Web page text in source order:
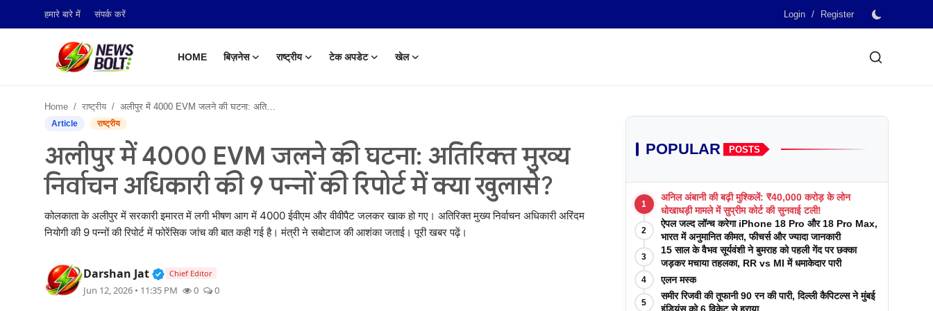
हमारे बारे में संपर्क करें Login / Register
HOME बिज़नेस राष्ट्रीय टेक अपडेट
खेल
Login
टेक अपडेट
हमारे बारे में
Home राष्ट्रीय अलीपुर में 4000 EVM जलने की घटना: अतिरिक्त मुख्य निर्वाचन अधिकारी की 9 पन्नों की रिपोर्ट में क्या खुलासे?
Article राष्ट्रीय
अलीपुर में 4000 EVM जलने की घटना: अतिरिक्त मुख्य
निर्वाचन अधिकारी की 9 पन्नों की रिपोर्ट में क्या खुलासे?
कोलकाता के अलीपुर में सरकारी इमारत में लगी भीषण आग में 4000 ईवीएम और वीवीपैट जलकर खाक हो गए। अतिरिक्त मुख्य निर्वाचन अधिकारी अरिंदम
नियोगी की 9 पन्नों की रिपोर्ट में फोरेंसिक जांच की बात कही गई है। मंत्री ने सबोटाज की आशंका जताई। पूरी खबर पढ़ें।
Darshan Jat Verified Public Figure • 05 Aug, 2014
Chief Editor
Jun 12, 2026 • 11:35 PM 0 0
POPULAR POSTS
1
अनिल अंबानी की बढ़ी मुश्किलें: ₹40,000 करोड़ के लोन
धोखाधड़ी मामले में सुप्रीम कोर्ट की सुनवाई टली!
2
ऐपल जल्द लॉन्च करेगा iPhone 18 Pro और 18 Pro Max,
भारत में अनुमानित कीमत, फीचर्स और ज्यादा जानकारी
3
15 साल के वैभव सूर्यवंशी ने बुमराह को पहली गेंद पर छक्का
जड़कर मचाया तहलका, RR vs MI में धमाकेदार पारी
4 एलन मस्क
5
समीर रिजवी की तूफानी 90 रन की पारी, दिल्ली कैपिटल्स ने मुंबई